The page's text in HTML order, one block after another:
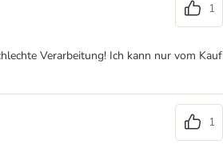
1
Verarbeitung! Ich kann nur vom Kauf
1